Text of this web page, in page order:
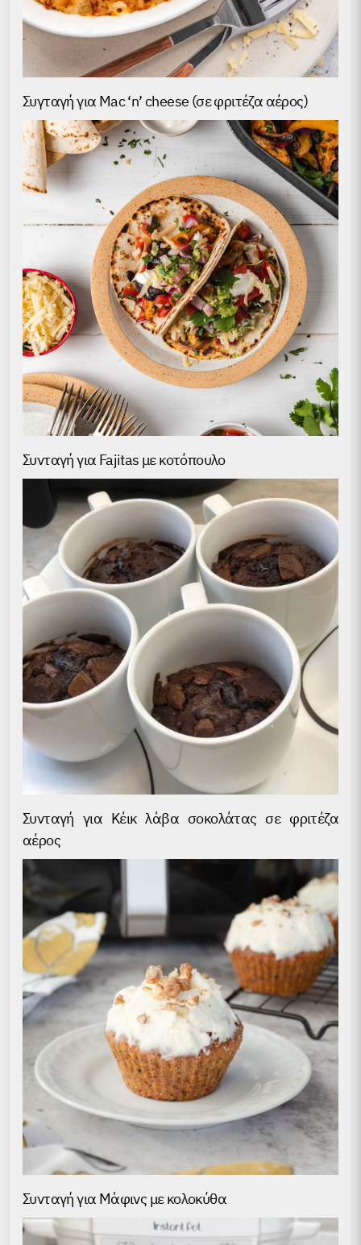
Συγταγή για Mac ‘n’ cheese (σε φριτέζα αέρος)
Συνταγή για Fajitas με κοτόπουλο
Συνταγή για Κέικ λάβα σοκολάτας σε φριτέζα
αέρος
Συνταγή για Μάφινς με κολοκύθα